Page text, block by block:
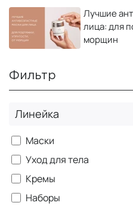
Лучшие
лица: для
морщин
Фильтр
Линейка
Маски
Уход для тела
Кремы
Наборы